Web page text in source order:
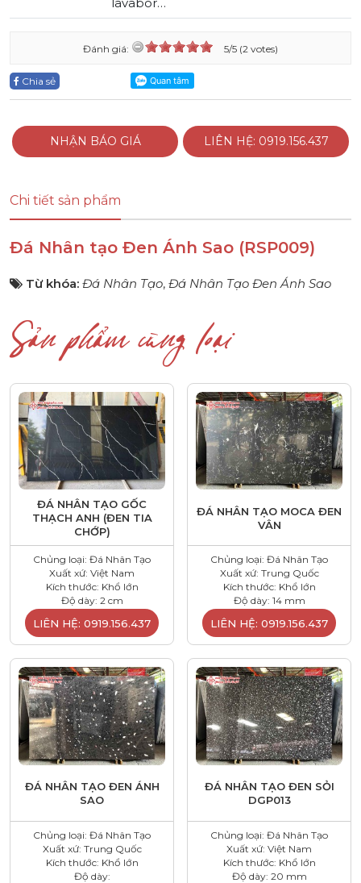
Đánh giá: 5/5 (2 votes)
Chia sẻ
NHẬN BÁO GIÁ LIÊN HỆ: 0919.156.437
Chi tiết sản phẩm
Đá Nhân tạo Đen Ánh Sao (RSP009)
Từ khóa: Đá Nhân Tạo, Đá Nhân Tạo Đen Ánh Sao
Sản phẩm cùng loại
ĐÁ NHÂN TẠO GỐC
THẠCH ANH (ĐEN TIA
CHỚP)
Chủng loại: Đá Nhân Tạo
Xuất xứ: Việt Nam
Kích thước: Khổ lớn
Độ dày: 2 cm
LIÊN HỆ: 0919.156.437
ĐÁ NHÂN TẠO MOCA ĐEN
VÂN
Chủng loại: Đá Nhân Tạo
Xuất xứ: Trung Quốc
Kích thước: Khổ lớn
Độ dày: 14 mm
LIÊN HỆ: 0919.156.437
ĐÁ NHÂN TẠO ĐEN ÁNH
SAO
Chủng loại: Đá Nhân Tạo
Xuất xứ: Trung Quốc
Kích thước: Khổ lớn
Độ dày:
ĐÁ NHÂN TẠO ĐEN SỎI
DGP013
Chủng loại: Đá Nhân Tạo
Xuất xứ: Việt Nam
Kích thước: Khổ lớn
Độ dày: 20 mm